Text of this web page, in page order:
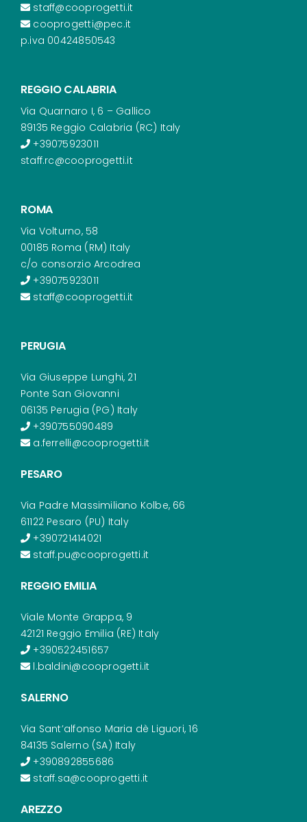
staff@cooprogetti.it
cooprogetti@pec.it
p.iva 00424850543
REGGIO CALABRIA
Via Quarnaro I, 6 – Gallico
89135 Reggio Calabria (RC) Italy
+39075923011
staff.rc@cooprogetti.it
ROMA
Via Volturno, 58
00185 Roma (RM) Italy
c/o consorzio Arcodrea
+39075923011
staff@cooprogetti.it
PERUGIA
Via Giuseppe Lunghi, 21
Ponte San Giovanni
06135 Perugia (PG) Italy
+390755090489
a.ferrelli@cooprogetti.it
PESARO
Via Padre Massimiliano Kolbe, 66
61122 Pesaro (PU) Italy
+390721414021
staff.pu@cooprogetti.it
REGGIO EMILIA
Viale Monte Grappa, 9
42121 Reggio Emilia (RE) Italy
+390522451657
l.baldini@cooprogetti.it
SALERNO
Via Sant’alfonso Maria dè Liguori, 16
84135 Salerno (SA) Italy
+390892855686
staff.sa@cooprogetti.it
AREZZO